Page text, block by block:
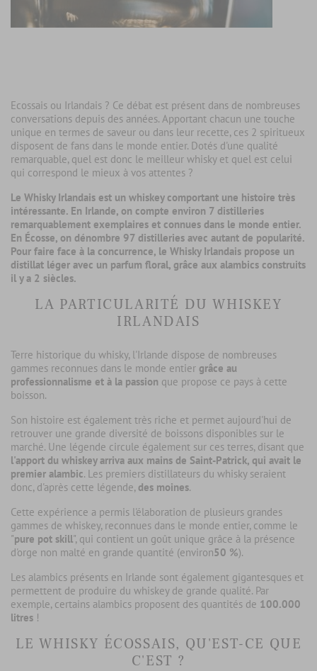
Ecossais ou Irlandais ? Ce débat est présent dans de nombreuses
conversations depuis des années. Apportant chacun une touche
unique en termes de saveur ou dans leur recette, ces 2 spiritueux
disposent de fans dans le monde entier. Dotés d'une qualité
remarquable, quel est donc le meilleur whisky et quel est celui
qui correspond le mieux à vos attentes ?
Le Whisky Irlandais est un whiskey comportant une histoire très
intéressante. En Irlande, on compte environ 7 distilleries
remarquablement exemplaires et connues dans le monde entier.
En Écosse, on dénombre 97 distilleries avec autant de popularité.
Pour faire face à la concurrence, le Whisky Irlandais propose un
distillat léger avec un parfum floral, grâce aux alambics construits
il y a 2 siècles.
LA PARTICULARITÉ DU WHISKEY
IRLANDAIS
Terre historique du whisky, l'Irlande dispose de nombreuses
gammes reconnues dans le monde entier grâce au
professionnalisme et à la passion que propose ce pays à cette
boisson.
Son histoire est également très riche et permet aujourd'hui de
retrouver une grande diversité de boissons disponibles sur le
marché. Une légende circule également sur ces terres, disant que
l'apport du whiskey arriva aux mains de Saint-Patrick, qui avait le
premier alambic. Les premiers distillateurs du whisky seraient
donc, d'après cette légende, des moines.
Cette expérience a permis l'élaboration de plusieurs grandes
gammes de whiskey, reconnues dans le monde entier, comme le
"pure pot skill", qui contient un goût unique grâce à la présence
d'orge non malté en grande quantité (environ50 %).
Les alambics présents en Irlande sont également gigantesques et
permettent de produire du whiskey de grande qualité. Par
exemple, certains alambics proposent des quantités de 100.000
litres !
LE WHISKY ÉCOSSAIS, QU'EST-CE QUE
C'EST ?